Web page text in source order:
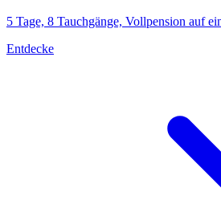
5 Tage, 8 Tauchgänge, Vollpension auf
Entdecke